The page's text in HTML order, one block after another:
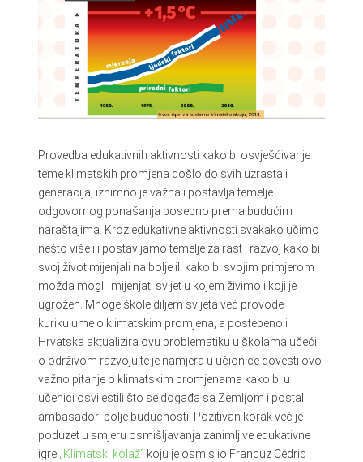
Provedba edukativnih aktivnosti kako bi osvješćivanje
teme klimatskih promjena došlo do svih uzrasta i
generacija, iznimno je važna i postavlja temelje
odgovornog ponašanja posebno prema budućim
naraštajima. Kroz edukativne aktivnosti svakako učimo
nešto više ili postavljamo temelje za rast i razvoj kako bi
svoj život mijenjali na bolje ili kako bi svojim primjerom
možda mogli mijenjati svijet u kojem živimo i koji je
ugrožen. Mnoge škole diljem svijeta već provode
kurikulume o klimatskim promjena, a postepeno i
Hrvatska aktualizira ovu problematiku u školama učeći
o održivom razvoju te je namjera u učionice dovesti ovo
važno pitanje o klimatskim promjenama kako bi u
učenici osvijestili što se događa sa Zemljom i postali
ambasadori bolje budućnosti. Pozitivan korak već je
poduzet u smjeru osmišljavanja zanimljive edukativne
igre „Klimatski kolaž“koju je osmislio Francuz Cèdric